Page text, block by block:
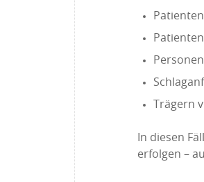
Trägern
In diesen
erfolgen –